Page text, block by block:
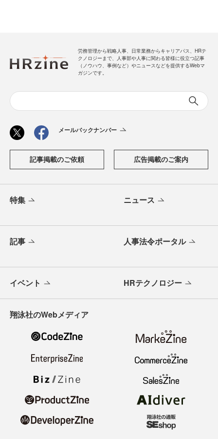
労務管理から戦略人事、日常業務からキャリアパス、HRテ
クノロジーまで、人事部や人事に関わる皆様に役立つ記事
（ノウハウ、事例など）やニュースなどを提供するWebマ
ガジンです。
メールバックナンバー
記事掲載のご依頼 広告掲載のご案内
特集 ニュース
記事 人事法令ポータル
イベント HRテクノロジー
翔泳社のWebメディア